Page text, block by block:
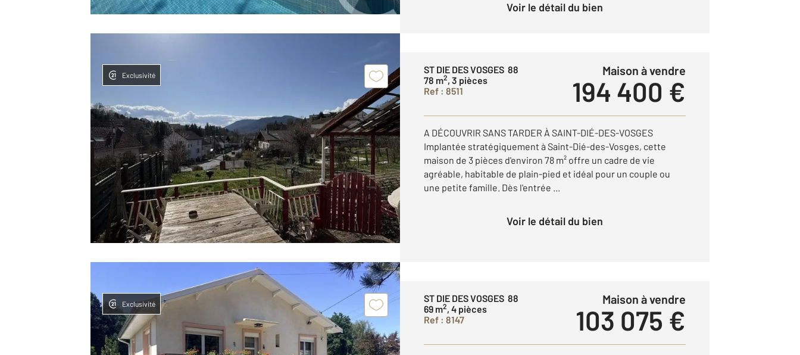
Voir le détail du bien
Exclusivité
ST DIE DES VOSGES 88
78 m2, 3 pièces
Ref : 8511
Maison à vendre
194 400 €
A DÉCOUVRIR SANS TARDER À SAINT-DIÉ-DES-VOSGES
Implantée stratégiquement à Saint-Dié-des-Vosges, cette
maison de 3 pièces d'environ 78 m² offre un cadre de vie
agréable, habitable de plain-pied et idéal pour un couple ou
une petite famille. Dès l'entrée ...
Voir le détail du bien
Exclusivité
ST DIE DES VOSGES 88
69 m2, 4 pièces
Ref : 8147
Maison à vendre
103 075 €